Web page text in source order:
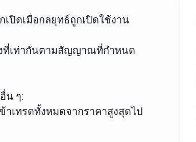
ปิดเมื่อกลยุทธ์ถูกเปิดใช้งาน
ที่เท่ากันตามสัญญาณที่กำหนด
น ๆ:
าเทรดทั้งหมดจากราคาสูงสุดไป